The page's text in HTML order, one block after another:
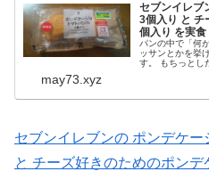
セブンイレブ
3個入り と チ
個入り を実食
パンの中で「何
ッサンとかを挙
す。 もちっとし
may73.xyz
セブンイレブンの ポンデケー
と チーズ好きのためのポンデ